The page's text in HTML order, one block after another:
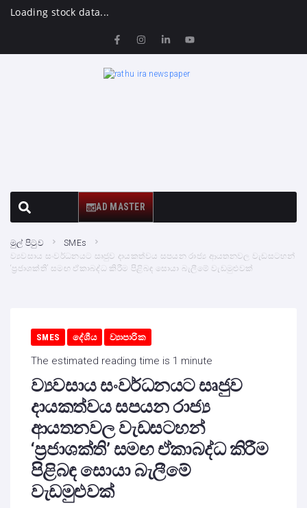
Loading stock data...
AD MASTER
මුල් පිටුව
SMEs
ව්‍යවසාය සංවර්ධනයට සෘජුව දායකත්වය සපයන රාජ්‍ය ආයතනවල වැඩසටහන්
‘ප්‍රජාශක්ති’ සමඟ ඒකාබද්ධ කිරීම පිළිබඳ සොයා බැලීමේ වැඩමුළුවක්
SMES දේශීය ව්‍යාපාරික
The estimated reading time is 1 minute
ව්‍යවසාය සංවර්ධනයට සෘජුව
දායකත්වය සපයන රාජ්‍ය
ආයතනවල වැඩසටහන්
‘ප්‍රජාශක්ති’ සමඟ ඒකාබද්ධ කිරීම
පිළිබඳ සොයා බැලීමේ
වැඩමුළුවක්